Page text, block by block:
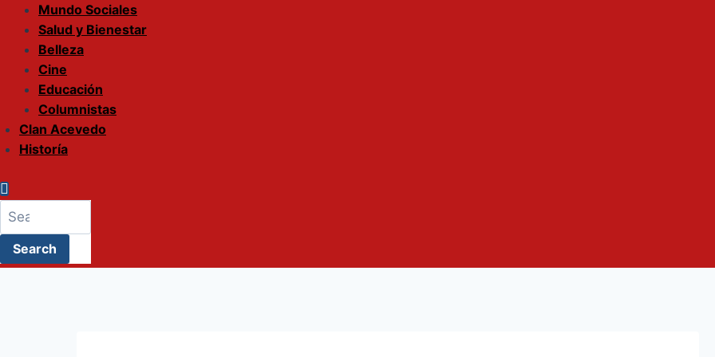
Mundo Sociales
Salud y Bienestar
Belleza
Cine
Educación
Columnistas
Clan Acevedo
Historía
Enter
Keyword
Search
for:
Search
Search